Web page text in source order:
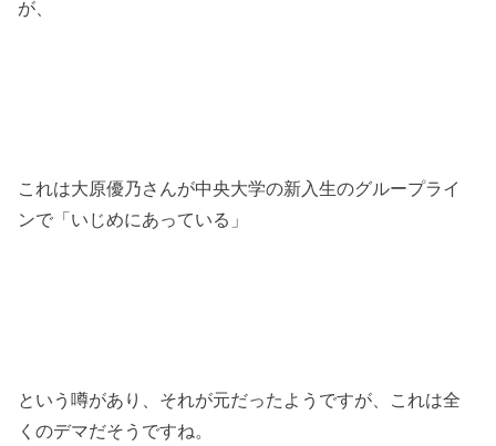
が、
これは大原優乃さんが中央大学の新入生のグループライ
ンで「いじめにあっている」
という噂があり、それが元だったようですが、これは全
くのデマだそうですね。